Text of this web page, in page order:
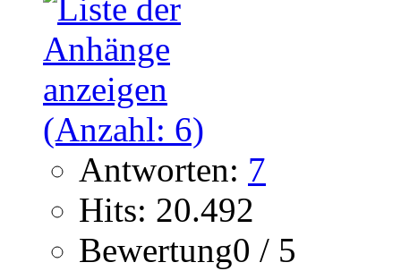
Antworten: 7
Hits: 20.492
Bewertung0 / 5